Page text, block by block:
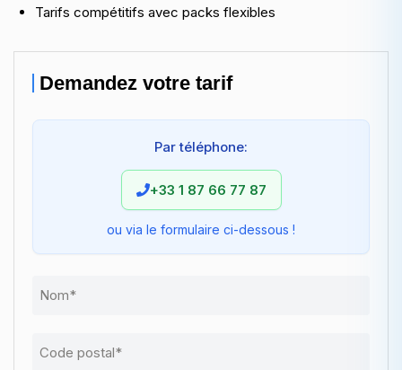
Tarifs compétitifs avec packs flexibles
Demandez votre tarif
Par téléphone:
+33 1 87 66 77 87
ou via le formulaire ci-dessous !